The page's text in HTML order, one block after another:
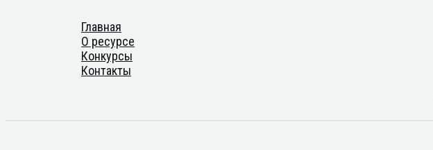
Главная
О ресурсе
Конкурсы
Контакты